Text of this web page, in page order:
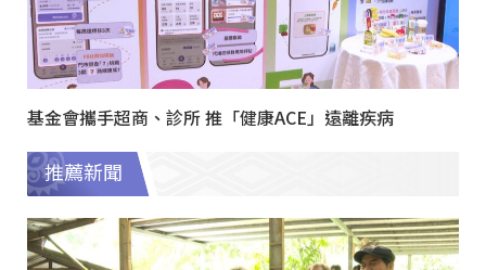
基金會攜手超商、診所 推「健康ACE」遠離疾病
推薦新聞